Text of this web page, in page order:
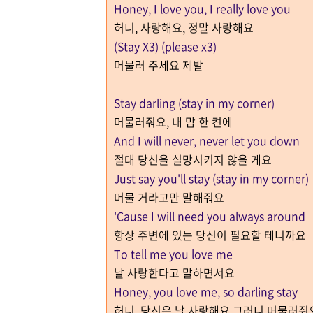
Honey, I love you, I really love you
허니, 사랑해요, 정말 사랑해요
(Stay X3) (please x3)
머물러 주세요 제발
Stay darling (stay in my corner)
머물러줘요, 내 맘 한 켠에
And I will never, never let you down
절대 당신을 실망시키지 않을 게요
Just say you'll stay (stay in my corner)
머물 거라고만 말해줘요
'Cause I will need you always around
항상 주변에 있는 당신이 필요할 테니까요
To tell me you love me
날 사랑한다고 말하면서요
Honey, you love me, so darling stay